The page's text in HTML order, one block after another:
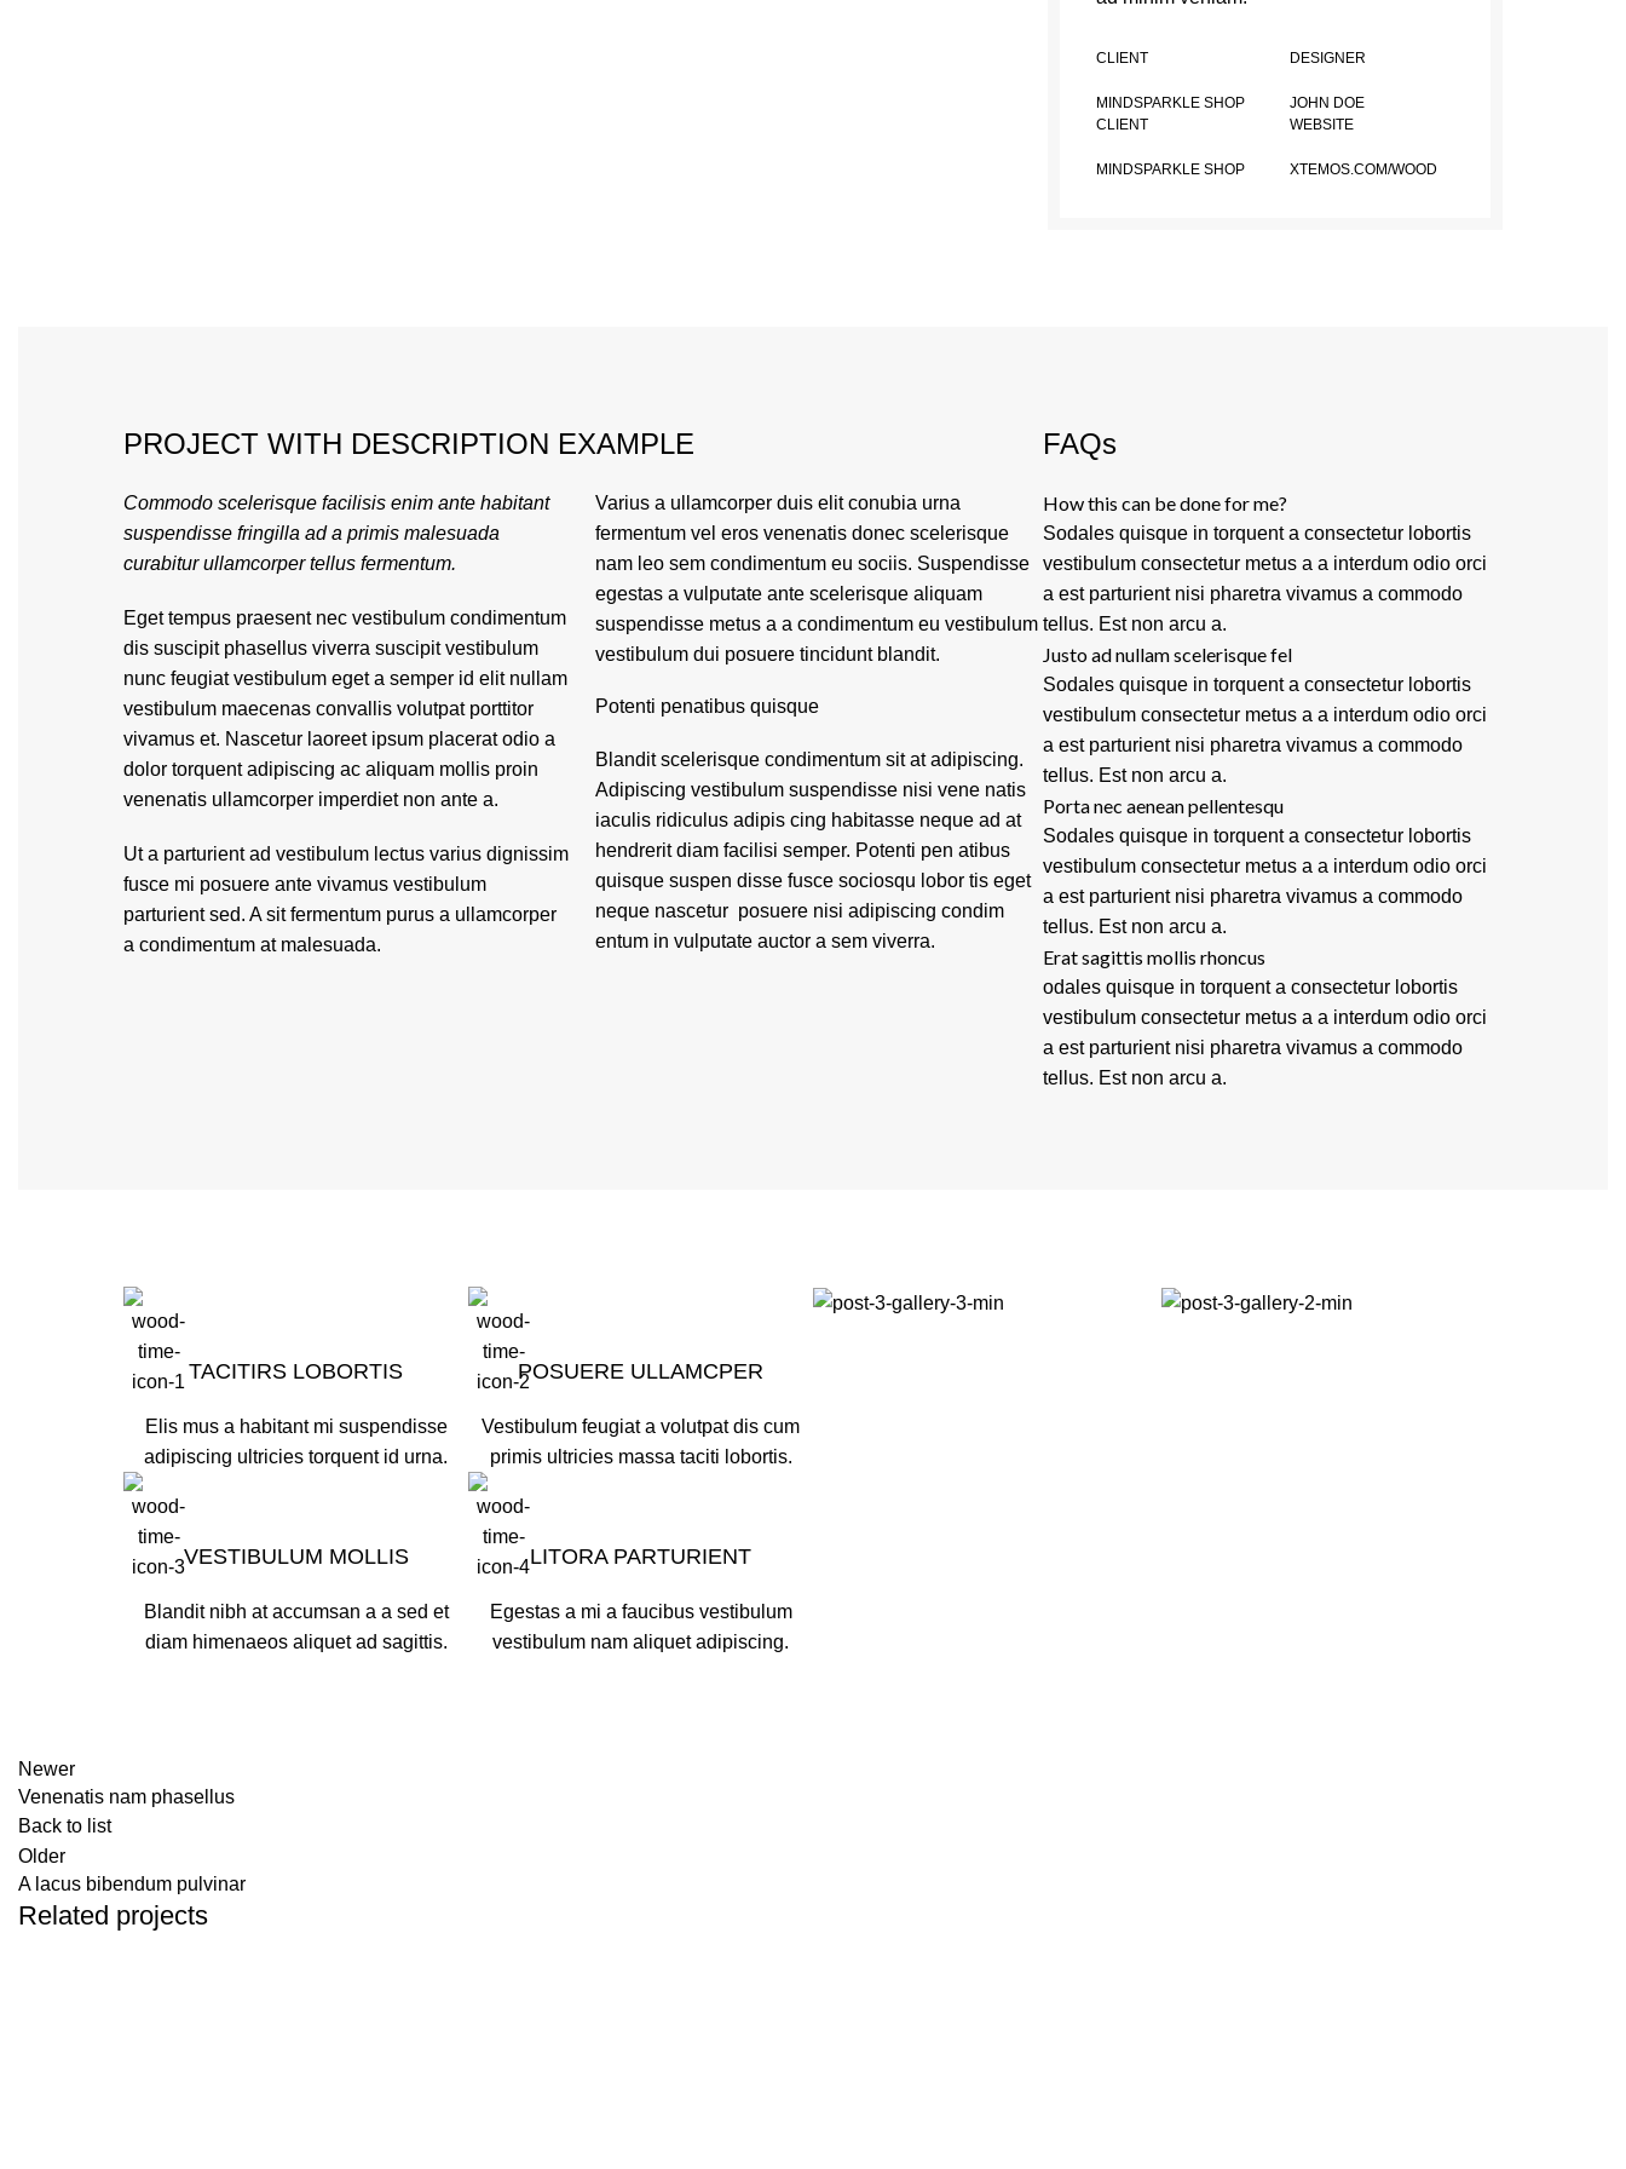
CLIENT
MINDSPARKLE SHOP
DESIGNER
JOHN DOE
CLIENT
MINDSPARKLE SHOP
WEBSITE
XTEMOS.COM/WOOD
PROJECT WITH DESCRIPTION EXAMPLE
Commodo scelerisque facilisis enim ante habitant
suspendisse fringilla ad a primis malesuada
curabitur ullamcorper tellus fermentum.
Eget tempus praesent nec vestibulum condimentum
dis suscipit phasellus viverra suscipit vestibulum
nunc feugiat vestibulum eget a semper id elit nullam
vestibulum maecenas convallis volutpat porttitor
vivamus et. Nascetur laoreet ipsum placerat odio a
dolor torquent adipiscing ac aliquam mollis proin
venenatis ullamcorper imperdiet non ante a.
Ut a parturient ad vestibulum lectus varius dignissim
fusce mi posuere ante vivamus vestibulum
parturient sed. A sit fermentum purus a ullamcorper
a condimentum at malesuada.
Varius a ullamcorper duis elit conubia urna
fermentum vel eros venenatis donec scelerisque
nam leo sem condimentum eu sociis. Suspendisse
egestas a vulputate ante scelerisque aliquam
suspendisse metus a a condimentum eu vestibulum
vestibulum dui posuere tincidunt blandit.
Potenti penatibus quisque
Blandit scelerisque condimentum sit at adipiscing.
Adipiscing vestibulum suspendisse nisi vene natis
iaculis ridiculus adipis cing habitasse neque ad at
hendrerit diam facilisi semper. Potenti pen atibus
quisque suspen disse fusce sociosqu lobor tis eget
neque nascetur posuere nisi adipiscing condim
entum in vulputate auctor a sem viverra.
FAQs
How this can be done for me?
Sodales quisque in torquent a consectetur lobortis
vestibulum consectetur metus a a interdum odio orci
a est parturient nisi pharetra vivamus a commodo
tellus. Est non arcu a.
Justo ad nullam scelerisque fel
Sodales quisque in torquent a consectetur lobortis
vestibulum consectetur metus a a interdum odio orci
a est parturient nisi pharetra vivamus a commodo
tellus. Est non arcu a.
Porta nec aenean pellentesqu
Sodales quisque in torquent a consectetur lobortis
vestibulum consectetur metus a a interdum odio orci
a est parturient nisi pharetra vivamus a commodo
tellus. Est non arcu a.
Erat sagittis mollis rhoncus
odales quisque in torquent a consectetur lobortis
vestibulum consectetur metus a a interdum odio orci
a est parturient nisi pharetra vivamus a commodo
tellus. Est non arcu a.
TACITIRS LOBORTIS
Elis mus a habitant mi suspendisse
adipiscing ultricies torquent id urna.
VESTIBULUM MOLLIS
Blandit nibh at accumsan a a sed et
diam himenaeos aliquet ad sagittis.
POSUERE ULLAMCPER
Vestibulum feugiat a volutpat dis cum
primis ultricies massa taciti lobortis.
LITORA PARTURIENT
Egestas a mi a faucibus vestibulum
vestibulum nam aliquet adipiscing.
Newer
Venenatis nam phasellus
Back to list
Older
A lacus bibendum pulvinar
Related projects